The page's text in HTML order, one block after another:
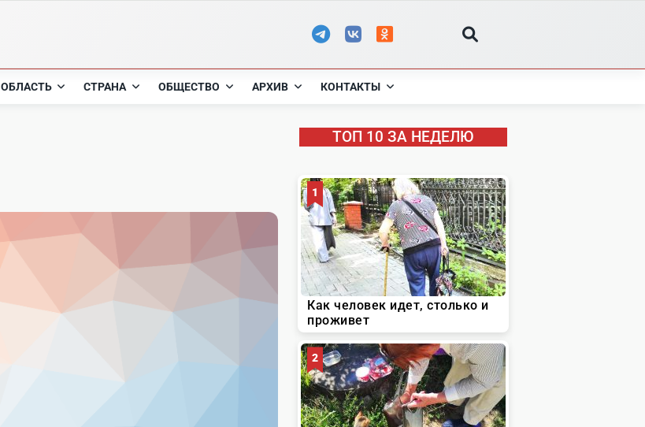
ОБЛАСТЬ СТРАНА ОБЩЕСТВО АРХИВ КОНТАКТЫ
ТОП 10 ЗА НЕДЕЛЮ